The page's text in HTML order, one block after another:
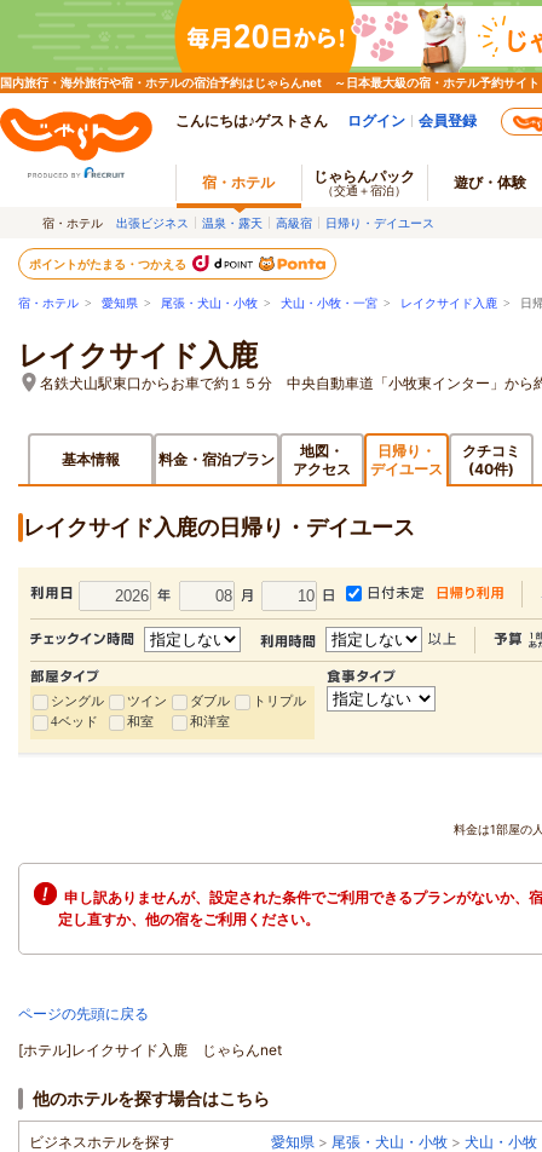
国内旅行・海外旅行や宿・ホテルの宿泊予約はじゃらんnet ～日本最大級の宿・ホテル予約サイト
こんにちは♪ゲストさん ログイン 会員登録
宿・ホテル じゃらんパック
（交通＋宿泊） 遊び・体験
宿・ホテル 出張ビジネス 温泉・露天 高級宿 日帰り・デイユース
ポイントがたまる・つかえる
宿・ホテル > 愛知県 > 尾張・犬山・小牧 > 犬山・小牧・一宮 > レイクサイド入鹿 > 日
レイクサイド入鹿
名鉄犬山駅東口からお車で約１５分 中央自動車道「小牧東インター」から
基本情報 料金・宿泊プラン
地図・
アクセス
日帰り・
デイユース
クチコミ
(40件)
レイクサイド入鹿の日帰り・デイユース
シングル ツイン ダブル
トリプル
4ベッド
和室 和洋室
料金は1部屋の
申し訳ありませんが、設定された条件でご利用できるプランがないか、
定し直すか、他の宿をご利用ください。
ページの先頭に戻る
[ホテル]レイクサイド入鹿 じゃらんnet
他のホテルを探す場合はこちら
ビジネスホテルを探す 愛知県 > 尾張・犬山・小牧 > 犬山・小牧